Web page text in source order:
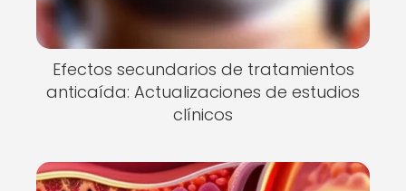
Efectos secundarios de tratamientos
anticaída: Actualizaciones de estudios
clínicos